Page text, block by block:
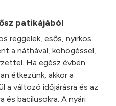
patikájából
reggelek, esős, nyirkos
a náthával, köhögéssel,
Ha egész évben
étkezünk, akkor a
a változó időjárásra és az
és bacilusokra. A nyári